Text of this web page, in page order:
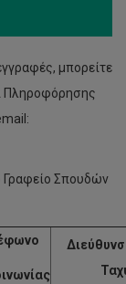
μπορείτε
Πληροφόρησης
Γραφείο Σπουδών